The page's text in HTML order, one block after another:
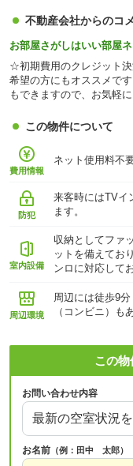
不動産会社からのコ
お部屋さがしはいい部屋
☆初期費用のクレジット
希望の方にもオススメで
もできますので、お気軽
この物件について
費用情報
ネット使用料不
防犯
来客時にはTVイ
ます。
室内設備
収納としてファ
ットを備えてお
ンロに対応して
周辺環境
周辺には徒歩9
（コンビニ）も
この
お問い合わせ内容
お名前 （例：田中 太郎）